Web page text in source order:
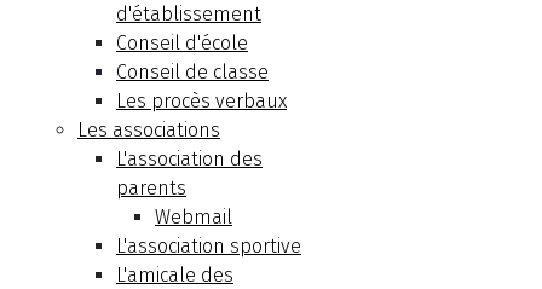
d'établissement
Conseil d'école
Conseil de classe
Les procès verbaux
Les associations
L'association des
parents
Webmail
L'association sportive
L'amicale des